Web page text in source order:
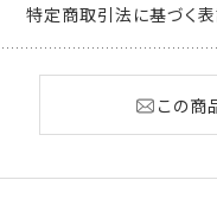
特定商取引法に基づく
この商